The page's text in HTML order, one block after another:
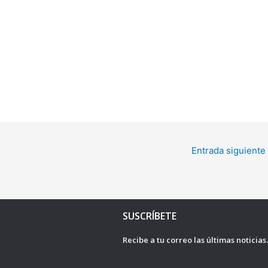
Entrada siguiente
SUSCRÍBETE
Recibe a tu correo las últimas noticias.